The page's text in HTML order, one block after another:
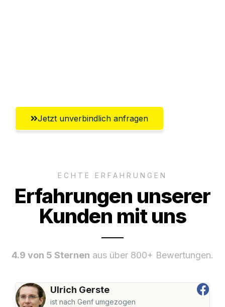
Jetzt unverbindlich anfragen
ECHTE ERFAHRUNGEN
Erfahrungen unserer
Kunden mit uns
4.9 von 5 Sternen aus über 800+ Bewertungen.
Ulrich Gerste
ist nach Genf umgezogen